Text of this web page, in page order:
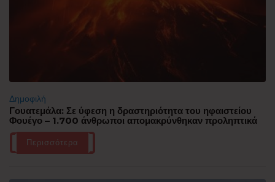
Δημοφιλή
Γουατεμάλα: Σε ύφεση η δραστηριότητα του ηφαιστείου
Φουέγο – 1.700 άνθρωποι απομακρύνθηκαν προληπτικά
Περισσότερα